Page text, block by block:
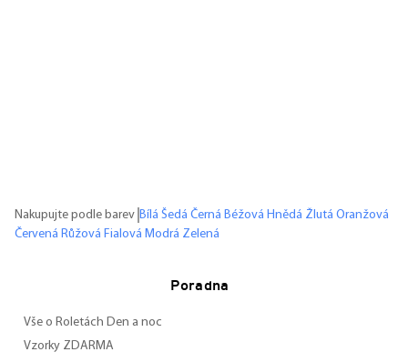
Nakupujte podle barev Bílá Šedá Černá Béžová Hnědá Žlutá Oranžová
Červená Růžová Fialová Modrá Zelená
Poradna
Vše o Roletách Den a noc
Vzorky ZDARMA